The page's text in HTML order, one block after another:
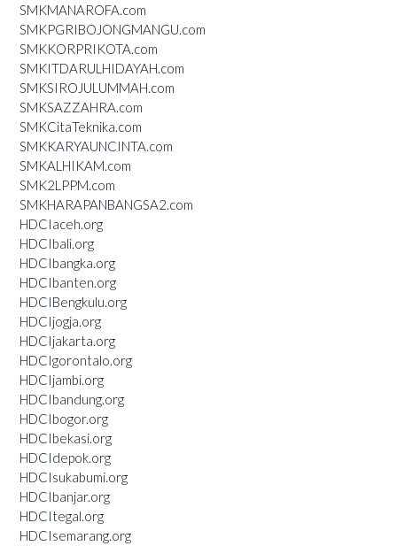
SMKMANAROFA.com
SMKPGRIBOJONGMANGU.com
SMKKORPRIKOTA.com
SMKITDARULHIDAYAH.com
SMKSIROJULUMMAH.com
SMKSAZZAHRA.com
SMKCitaTeknika.com
SMKKARYAUNCINTA.com
SMKALHIKAM.com
SMK2LPPM.com
SMKHARAPANBANGSA2.com
HDCIaceh.org
HDCIbali.org
HDCIbangka.org
HDCIbanten.org
HDCIBengkulu.org
HDCIjogja.org
HDCIjakarta.org
HDCIgorontalo.org
HDCIjambi.org
HDCIbandung.org
HDCIbogor.org
HDCIbekasi.org
HDCIdepok.org
HDCIsukabumi.org
HDCIbanjar.org
HDCItegal.org
HDCIsemarang.org